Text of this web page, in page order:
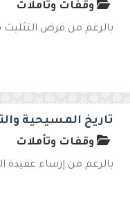
وقفات وتأملات
بالرغم من فرض التثليث
تاريخ المسيحية
وقفات وتأملات
بالرغم من إرساء عقيدة